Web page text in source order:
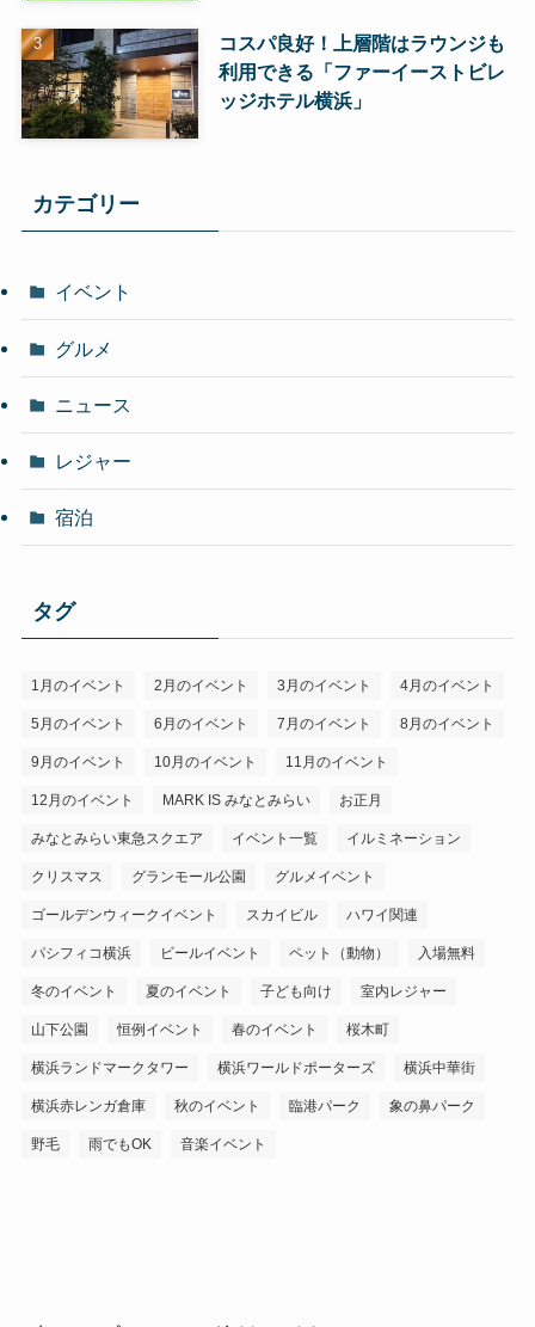
コスパ良好！上層階はラウンジも
利用できる「ファーイーストビレ
ッジホテル横浜」
カテゴリー
イベント
グルメ
ニュース
レジャー
宿泊
タグ
1月のイベント 2月のイベント 3月のイベント 4月のイベント
5月のイベント 6月のイベント 7月のイベント 8月のイベント
9月のイベント 10月のイベント 11月のイベント
12月のイベント MARK IS みなとみらい お正月
みなとみらい東急スクエア イベント一覧 イルミネーション
クリスマス グランモール公園 グルメイベント
ゴールデンウィークイベント スカイビル ハワイ関連
パシフィコ横浜 ビールイベント ペット（動物） 入場無料
冬のイベント 夏のイベント 子ども向け 室内レジャー
山下公園 恒例イベント 春のイベント 桜木町
横浜ランドマークタワー 横浜ワールドポーターズ 横浜中華街
横浜赤レンガ倉庫 秋のイベント 臨港パーク 象の鼻パーク
野毛 雨でもOK 音楽イベント